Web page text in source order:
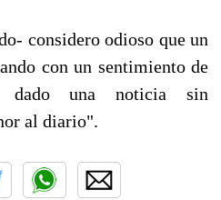
considero odioso que un
con un sentimiento de
dado una noticia sin
al diario".